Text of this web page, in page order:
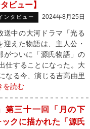
ビュー】
ンタビュー 2024年8月25日
中の大河ドラマ「光る
迎えた物語は、主人公・
がついに「源氏物語」の
仕することになった。大
なる今、演じる吉高由里
を読む
第三十一回「月の下
クに描かれた「源氏